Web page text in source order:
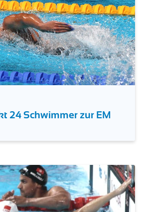
24 Schwimmer zur EM